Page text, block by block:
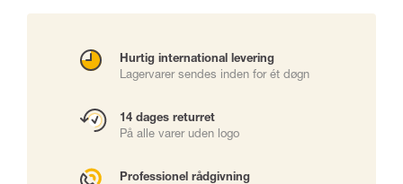
Hurtig international levering
Lagervarer sendes inden for ét døgn
14 dages returret
På alle varer uden logo
Professionel rådgivning